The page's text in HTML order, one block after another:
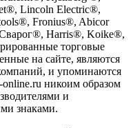
Lincoln Electric®,
Fronius®, Abicor
Harris®, Koike®,
торговые
на сайте, являются
и упоминаются
online.ru никоим образом
и
знаками.